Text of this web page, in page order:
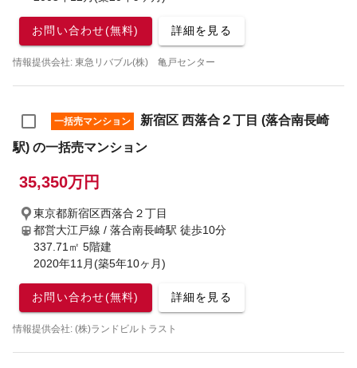
お問い合わせ(無料) 詳細を見る
情報提供会社: 東急リバブル(株) 亀戸センター
一括売マンション
新宿区 西落合２丁目 (落合南長崎
駅) の一括売マンション
35,350万円
東京都新宿区西落合２丁目
都営大江戸線 / 落合南長崎駅 徒歩10分
337.71㎡ 5階建
2020年11月(築5年10ヶ月)
お問い合わせ(無料) 詳細を見る
情報提供会社: (株)ランドビルトラスト